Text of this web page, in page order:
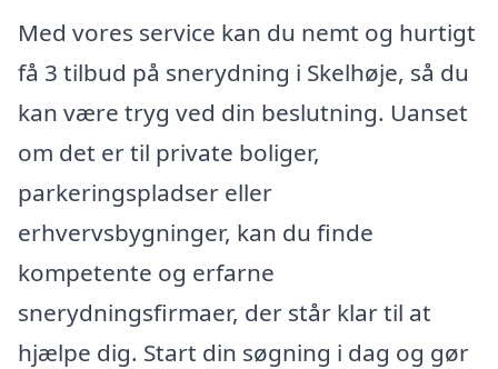
Med vores service kan du nemt og hurtigt
få 3 tilbud på snerydning i Skelhøje, så du
kan være tryg ved din beslutning. Uanset
om det er til private boliger,
parkeringspladser eller
erhvervsbygninger, kan du finde
kompetente og erfarne
snerydningsfirmaer, der står klar til at
hjælpe dig. Start din søgning i dag og gør